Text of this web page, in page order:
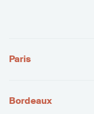
Paris
Bordeaux